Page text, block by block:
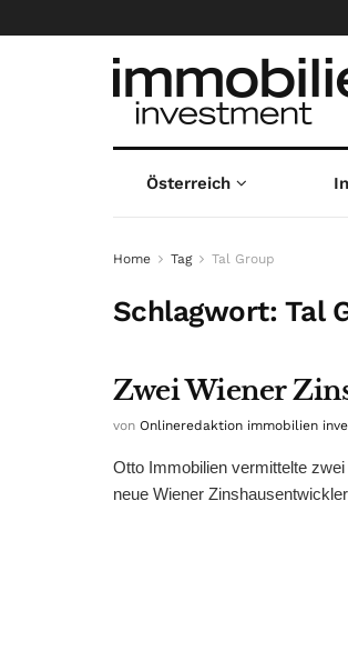
Österreich
Home Tag Tal Group
Schlagwort: Tal
Zwei Wiener
von Onlineredaktion immobilien
Otto Immobilien vermittelte
neue Wiener